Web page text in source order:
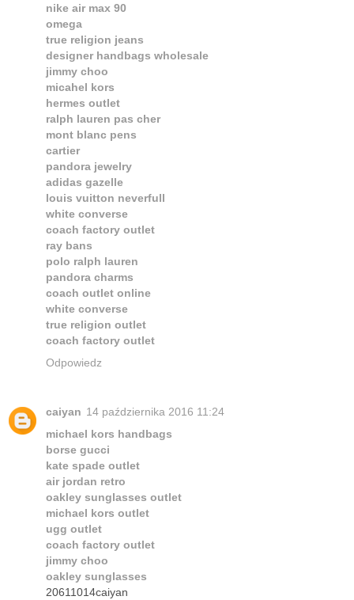
nike air max 90
omega
true religion jeans
designer handbags wholesale
jimmy choo
micahel kors
hermes outlet
ralph lauren pas cher
mont blanc pens
cartier
pandora jewelry
adidas gazelle
louis vuitton neverfull
white converse
coach factory outlet
ray bans
polo ralph lauren
pandora charms
coach outlet online
white converse
true religion outlet
coach factory outlet
Odpowiedz
caiyan 14 października 2016 11:24
michael kors handbags
borse gucci
kate spade outlet
air jordan retro
oakley sunglasses outlet
michael kors outlet
ugg outlet
coach factory outlet
jimmy choo
oakley sunglasses
20611014caiyan